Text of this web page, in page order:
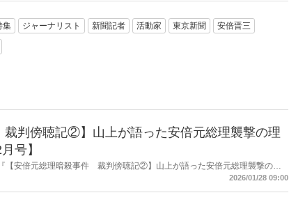
集 ジャーナリスト 新聞記者 活動家 東京新聞 安倍晋三
判傍聴記②】山上が語った安倍元総理襲撃の理
号】
【安倍元総理暗殺事件 裁判傍聴記②】山上が語った安倍元総理襲撃の理
2026/01/28 09:00